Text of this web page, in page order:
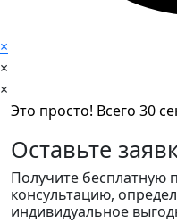
×
×
×
Это просто! Всего 30
Оставьте
Получите бесплатную
консультацию,
индивидуальное